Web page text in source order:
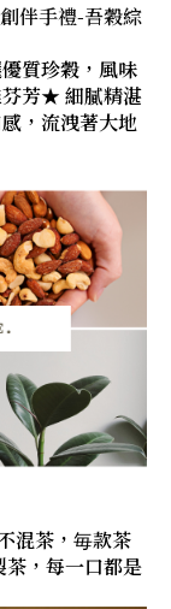
伴手禮-吾穀綜
質珍穀，風味
芬芳★ 細膩精湛
，流洩著大地
混茶，毎款茶
，每一口都是